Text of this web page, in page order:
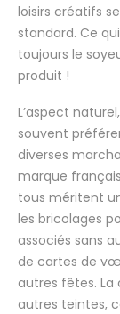
loisirs créatifs
standard. Ce
toujours le
produit !
L’aspect
souvent
diverses
marque
tous méritent
les bricolages
associés sans
de cartes de
autres fêtes. La
autres teintes,